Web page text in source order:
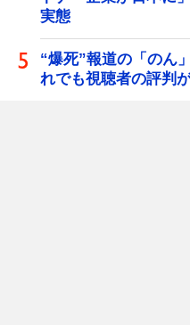
実態
“爆死”報道の「のん
れでも視聴者の評判